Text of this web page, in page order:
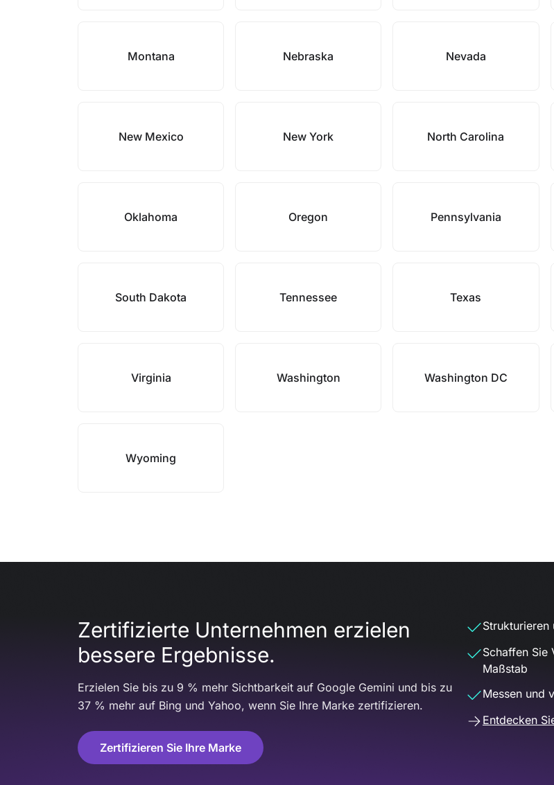
Montana Nebraska Nevada
New Mexico New York North Carolina
Oklahoma Oregon Pennsylvania
South Dakota Tennessee Texas
Virginia Washington Washington DC
Wyoming
Zertifizierte Unternehmen erzielen
bessere Ergebnisse.
Erzielen Sie bis zu 9 % mehr Sichtbarkeit auf Google Gemini und bis zu
37 % mehr auf Bing und Yahoo, wenn Sie Ihre Marke zertifizieren.
Zertifizieren Sie Ihre Marke
Schaffen Sie
Maßstab
Messen und
Entdecken